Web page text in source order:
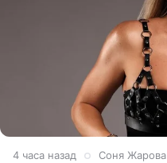
4 часа назад Соня Жарова